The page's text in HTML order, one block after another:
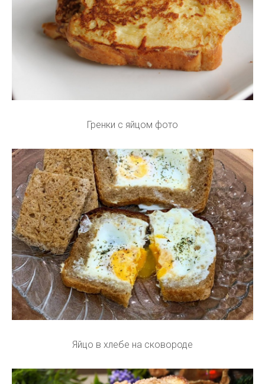
Гренки с яйцом фото
Яйцо в хлебе на сковороде